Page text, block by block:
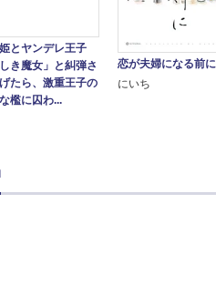
とヤンデレ王子
しき魔女」と糾弾さ
たら、激重王子の
檻に囚わ...
恋が夫婦になる前に
にいち